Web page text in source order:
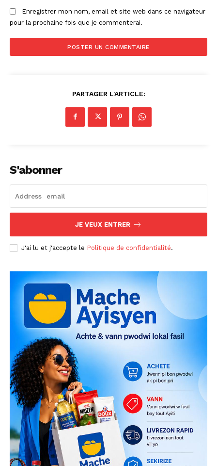
Enregistrer mon nom, email et site web dans ce navigateur
pour la prochaine fois que je commenterai.
PARTAGER L'ARTICLE:
S'abonner
JE VEUX ENTRER
J'ai lu et j'accepte le Politique de confidentialité.